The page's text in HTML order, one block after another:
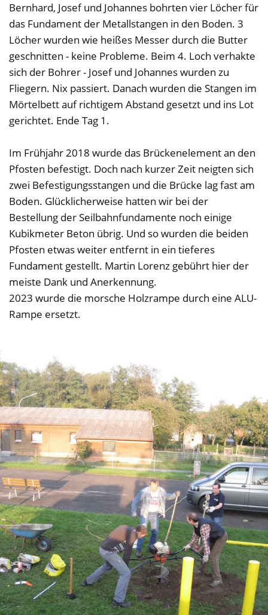
Bernhard, Josef und Johannes bohrten vier Löcher für
das Fundament der Metallstangen in den Boden. 3
Löcher wurden wie heißes Messer durch die Butter
geschnitten - keine Probleme. Beim 4. Loch verhakte
sich der Bohrer - Josef und Johannes wurden zu
Fliegern. Nix passiert. Danach wurden die Stangen im
Mörtelbett auf richtigem Abstand gesetzt und ins Lot
gerichtet. Ende Tag 1.
Im Frühjahr 2018 wurde das Brückenelement an den
Pfosten befestigt. Doch nach kurzer Zeit neigten sich
zwei Befestigungsstangen und die Brücke lag fast am
Boden. Glücklicherweise hatten wir bei der
Bestellung der Seilbahnfundamente noch einige
Kubikmeter Beton übrig. Und so wurden die beiden
Pfosten etwas weiter entfernt in ein tieferes
Fundament gestellt. Martin Lorenz gebührt hier der
meiste Dank und Anerkennung.
2023 wurde die morsche Holzrampe durch eine ALU-
Rampe ersetzt.